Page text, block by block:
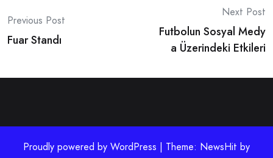
Post
navigation
Previous Post
Fuar Standı
Next Post
Futbolun Sosyal Medy
a Üzerindeki Etkileri
Proudly powered by WordPress | Theme: NewsHit by